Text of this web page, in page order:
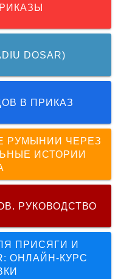
DOSAR)
В ПРИКАЗ
РУМЫНИИ ЧЕРЕЗ
ИСТОРИИ
РУКОВОДСТВО
ПРИСЯГИ И
ОНЛАЙН-КУРС